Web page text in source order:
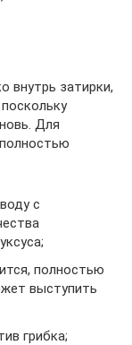
внутрь затирки,
Для
с
полностью
выступить
грибка;